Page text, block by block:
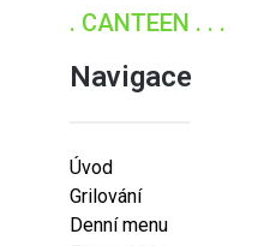
. CANTEEN . . .
Navigace
Úvod
Grilování
Denní menu